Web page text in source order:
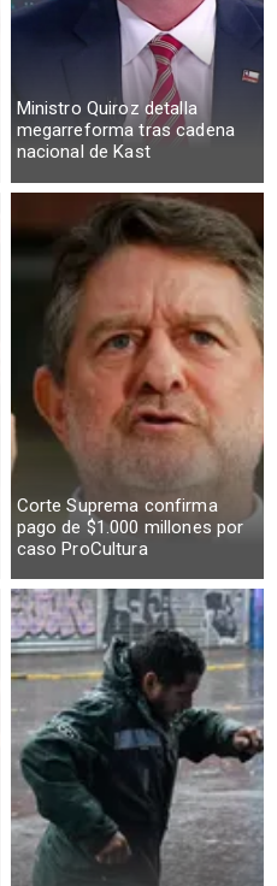
Ministro Quiroz detalla
megarreforma tras cadena
nacional de Kast
Corte Suprema confirma
pago de $1.000 millones por
caso ProCultura